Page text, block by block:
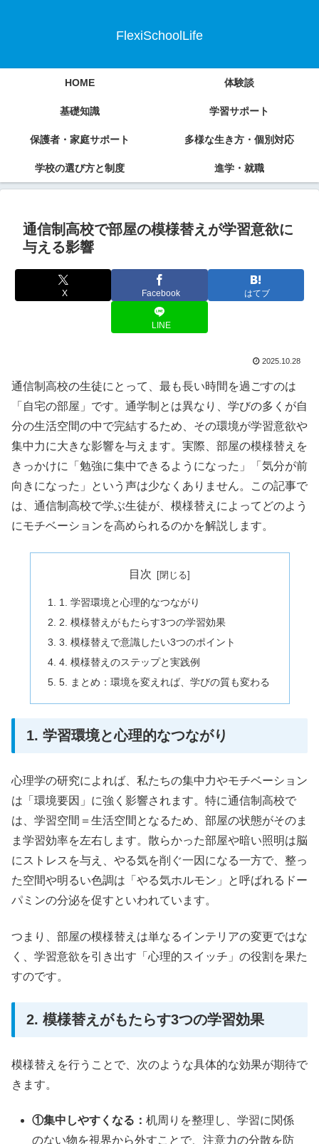
FlexiSchoolLife
HOME 体験談
基礎知識 学習サポート
保護者・家庭サポート 多様な生き方・個別対応
学校の選び方と制度 進学・就職
通信制高校で部屋の模様替えが学習意欲に
与える影響
X Facebook はてブ
LINE
2025.10.28
通信制高校の生徒にとって、最も長い時間を過ごすのは
「自宅の部屋」です。通学制とは異なり、学びの多くが自
分の生活空間の中で完結するため、その環境が学習意欲や
集中力に大きな影響を与えます。実際、部屋の模様替えを
きっかけに「勉強に集中できるようになった」「気分が前
向きになった」という声は少なくありません。この記事で
は、通信制高校で学ぶ生徒が、模様替えによってどのよう
にモチベーションを高められるのかを解説します。
目次
1. 学習環境と心理的なつながり
2. 模様替えがもたらす3つの学習効果
3. 模様替えで意識したい3つのポイント
4. 模様替えのステップと実践例
5. まとめ：環境を変えれば、学びの質も変わる
1. 学習環境と心理的なつながり
心理学の研究によれば、私たちの集中力やモチベーション
は「環境要因」に強く影響されます。特に通信制高校で
は、学習空間＝生活空間となるため、部屋の状態がそのま
ま学習効率を左右します。散らかった部屋や暗い照明は脳
にストレスを与え、やる気を削ぐ一因になる一方で、整っ
た空間や明るい色調は「やる気ホルモン」と呼ばれるドー
パミンの分泌を促すといわれています。
つまり、部屋の模様替えは単なるインテリアの変更ではな
く、学習意欲を引き出す「心理的スイッチ」の役割を果た
すのです。
2. 模様替えがもたらす3つの学習効果
模様替えを行うことで、次のような具体的な効果が期待で
きます。
①集中しやすくなる：机周りを整理し、学習に関係
のない物を視界から外すことで、注意力の分散を防